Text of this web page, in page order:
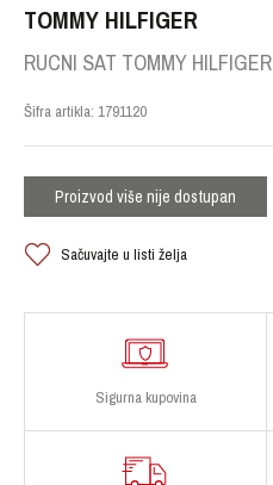
TOMMY HILFIGER
RUCNI SAT TOMMY HILFIGER
Šifra artikla: 1791120
Proizvod više nije dostupan
Sačuvajte u listi želja
Sigurna kupovina